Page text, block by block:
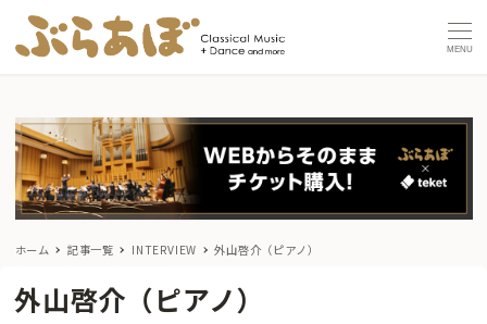
MENU
ホーム 記事一覧 INTERVIEW 外山啓介（ピアノ）
外山啓介（ピアノ）